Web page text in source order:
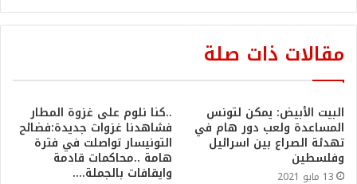
مقالات ذات صلة
البيت الأبيض: يمكن لتونس
المساعدة ولعب دور هام في
تهدئة الصراع بين اسرائيل
وفلسطين
13 مايو 2021
..كنا نلوم على غزوة المطار
فشاهدنا غزوات جديدة:فضائح
التونيسار تواصلت في فترة
هامة ..محاكمات قادمة
وايقافات بالجملة….